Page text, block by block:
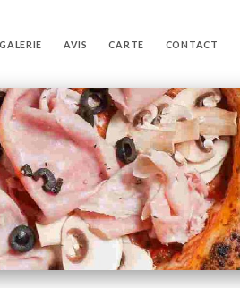
GALERIE AVIS CARTE CONTACT